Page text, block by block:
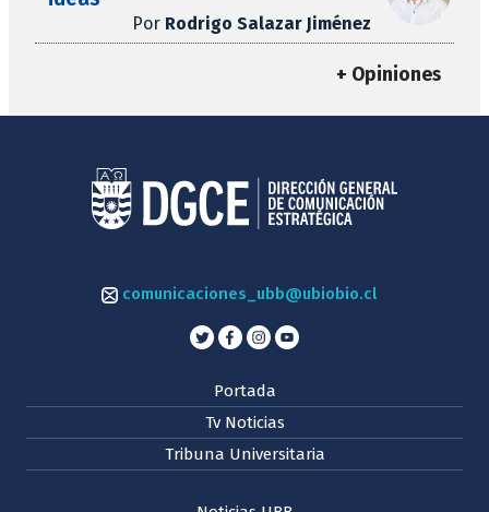
Por Rodrigo Salazar Jiménez
+ Opiniones
comunicaciones_ubb@ubiobio.cl
Portada
Tv Noticias
Tribuna Universitaria